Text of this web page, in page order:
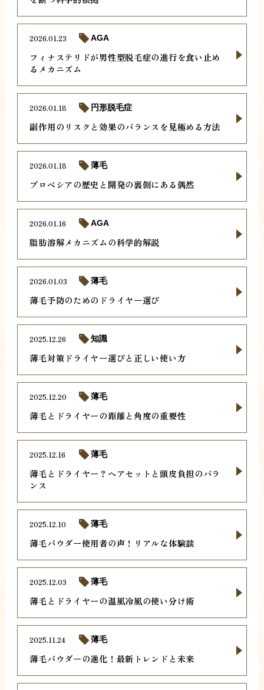
フィナステリドが男性型脱毛症の進行を食い止め
るメカニズム
2026.01.23 AGA
副作用のリスクと効果のバランスを見極める方法
2026.01.18 円形脱毛症
プロペシアの歴史と開発の裏側にある偶然
2026.01.18 薄毛
脂肪溶解メカニズムの科学的解説
2026.01.16 AGA
薄毛予防のためのドライヤー選び
2026.01.03 薄毛
薄毛対策ドライヤー選びと正しい使い方
2025.12.26 知識
薄毛とドライヤーの距離と角度の重要性
2025.12.20 薄毛
薄毛とドライヤー？ヘアセットと頭皮負担のバラ
ンス
2025.12.16 薄毛
薄毛パウダー使用者の声！リアルな体験談
2025.12.10 薄毛
薄毛とドライヤーの温風冷風の使い分け術
2025.12.03 薄毛
薄毛パウダーの進化！最新トレンドと未来
2025.11.24 薄毛